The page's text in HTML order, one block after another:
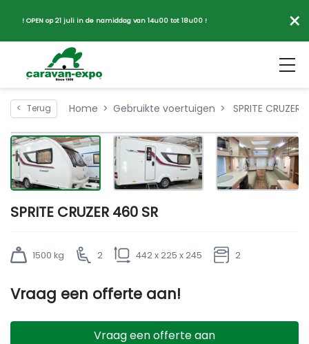
! OPEN op 21 juli in de namiddag van 14u00 tot 18u00 ! ×
< Terug Home Gebruikte voertuigen SPRITE CRUZER
SPRITE CRUZER 460 SR
1500 kg 2 442 x 225 x 245 2
Vraag een offerte aan!
Vraag een offerte aan